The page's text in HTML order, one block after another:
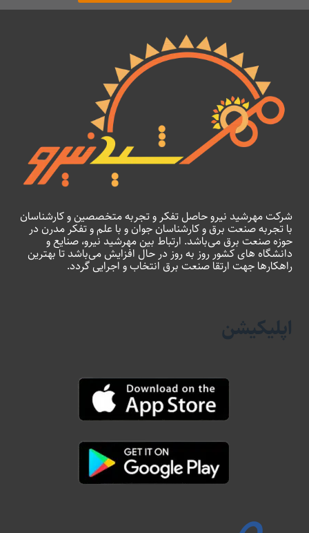
شرکت مهرشید نیرو حاصل تفکر و تجربه متخصصین و کارشناسان
با تجربه صنعت برق و کارشناسان جوان و با علم و تفکر مدرن در
حوزه صنعت برق می‌باشد. ارتباط بین مهرشید نیرو، صنایع و
دانشگاه های کشور روز به روز در حال افزایش می‌باشد تا بهترین
راهکارها جهت ارتقا صنعت برق انتخاب و اجرایی گردد.
اپلیکیشن